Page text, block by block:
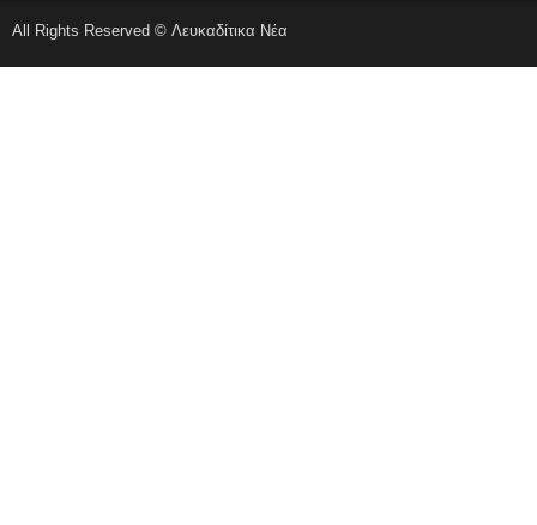
All Rights Reserved © Λευκαδίτικα Νέα